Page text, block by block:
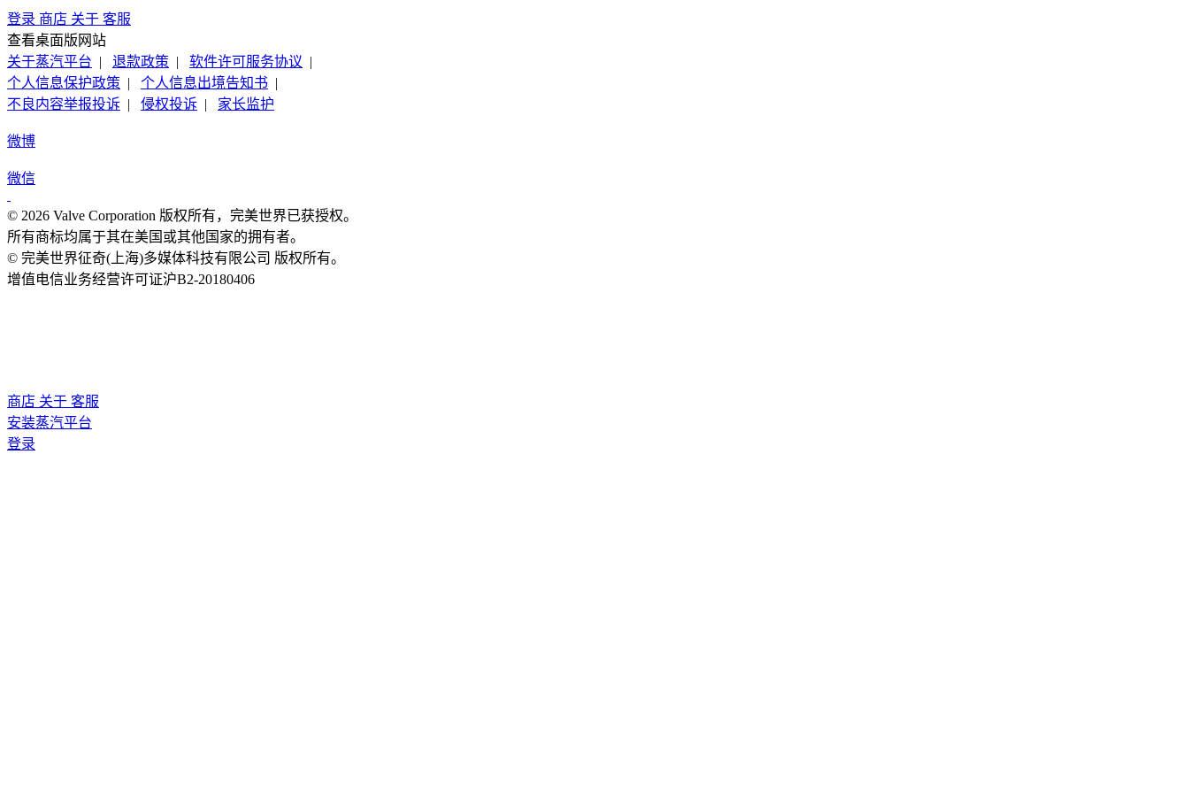
登录 商店 关于 客服
查看桌面版网站
关于蒸汽平台 | 退款政策 | 软件许可服务协议 |
个人信息保护政策 | 个人信息出境告知书 |
不良内容举报投诉 | 侵权投诉 | 家长监护
微博
微信
© 2026 Valve Corporation 版权所有，完美世界已获授权。
所有商标均属于其在美国或其他国家的拥有者。
© 完美世界征奇(上海)多媒体科技有限公司 版权所有。
增值电信业务经营许可证沪B2-20180406
商店 关于 客服
安装蒸汽平台
登录